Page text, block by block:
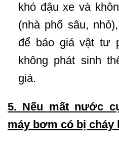
khó đậu xe và
(nhà phố sâu,
để báo giá vật tư
không phát sinh
giá.
5. Nếu mất nước
máy bơm có bị cháy